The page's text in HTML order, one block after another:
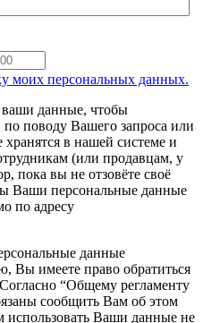
моих персональных данных.
данные, чтобы
по поводу Вашего запроса или
в нашей системе и
(или продавцам, у
пока вы не отзовёте своё
Ваши персональные данные
по адресу
данные
Вы имеете право обратиться
“Общему регламенту
сообщить Вам об этом
использовать Ваши данные не